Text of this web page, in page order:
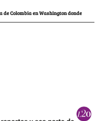
de Colombia en Washington donde